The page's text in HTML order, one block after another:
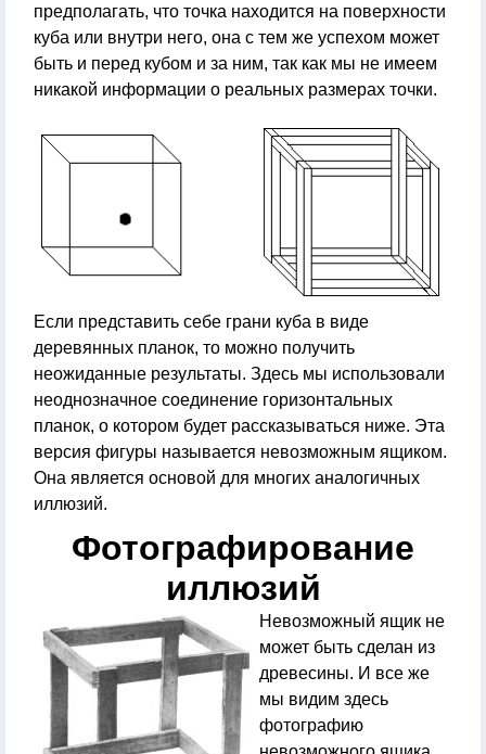
предполагать, что точка находится на поверхности
куба или внутри него, она с тем же успехом может
быть и перед кубом и за ним, так как мы не имеем
никакой информации о реальных размерах точки.
Если представить себе грани куба в виде
деревянных планок, то можно получить
неожиданные результаты. Здесь мы использовали
неоднозначное соединение горизонтальных
планок, о котором будет рассказываться ниже. Эта
версия фигуры называется невозможным ящиком.
Она является основой для многих аналогичных
иллюзий.
Фотографирование
иллюзий
Невозможный ящик не
может быть сделан из
древесины. И все же
мы видим здесь
фотографию